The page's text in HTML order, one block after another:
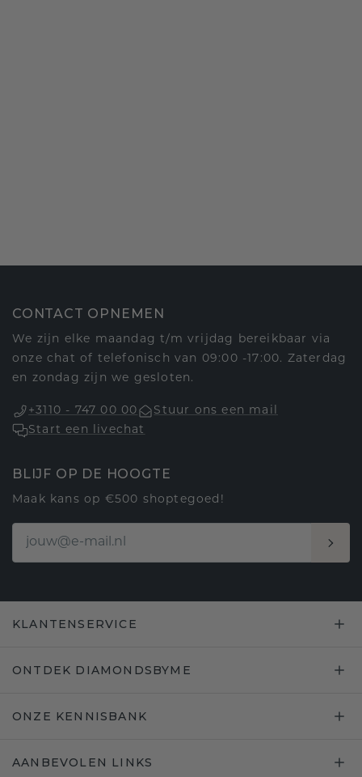
CONTACT OPNEMEN
We zijn elke maandag t/m vrijdag bereikbaar via
onze chat of telefonisch van 09:00 -17:00. Zaterdag
en zondag zijn we gesloten.
+3110 - 747 00 00
Stuur ons een mail
Start een livechat
BLIJF OP DE HOOGTE
Maak kans op €500 shoptegoed!
KLANTENSERVICE
ONTDEK DIAMONDSBYME
ONZE KENNISBANK
AANBEVOLEN LINKS